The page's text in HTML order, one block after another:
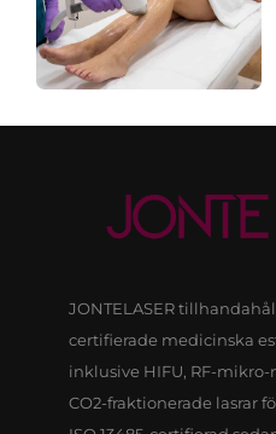
JONTELASER
certifierade medicinska
inklusive HIFU, RF-
CO2-fraktionerade lasrar